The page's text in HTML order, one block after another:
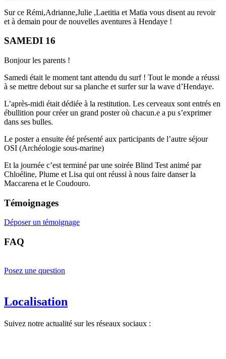
Sur ce Rémi,Adrianne,Julie ,Laetitia et Matïa vous disent au revoir
et à demain pour de nouvelles aventures à Hendaye !
SAMEDI 16
Bonjour les parents !
Samedi était le moment tant attendu du surf ! Tout le monde a réussi
à se mettre debout sur sa planche et surfer sur la wave d’Hendaye.
L’après-midi était dédiée à la restitution. Les cerveaux sont entrés en
ébullition pour créer un grand poster où chacun.e a pu s’exprimer
dans ses bulles.
Le poster a ensuite été présenté aux participants de l’autre séjour
OSI (Archéologie sous-marine)
Et la journée c’est terminé par une soirée Blind Test animé par
Chloéline, Plume et Lisa qui ont réussi à nous faire danser la
Maccarena et le Coudouro.
Témoignages
Déposer un témoignage
FAQ
Posez une question
Localisation
Suivez notre actualité sur les réseaux sociaux :